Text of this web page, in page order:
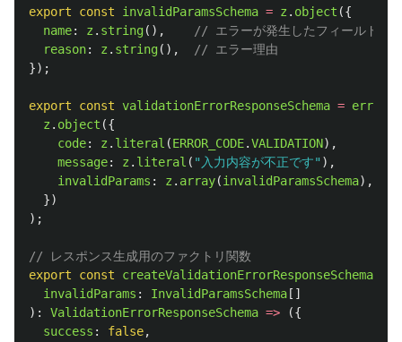
export const invalidParamsSchema = z . object ({
name: z . string(),
// エラーが発生したフィールド名
reason: z . string(),
// エラー理由
});
export const validationErrorResponseSchema =
z . object ({
code: z . literal (ERROR_CODE.VALIDATION),
message: z . literal ( " 入力内容が不正です" ),
invalidParams : z . array(invalidParamsSchema),
})
);
// レスポンス生成用のファクトリ関数
export
const createValidationErrorResponseSchema
invalidParams : InvalidParamsSchema []
):
ValidationErrorResponseSchema =>
({
success : false,